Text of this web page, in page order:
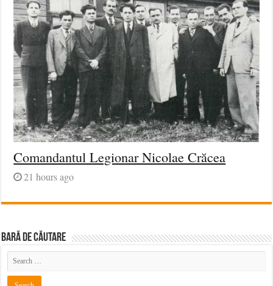
Comandantul Legionar Nicolae Crăcea
21 hours ago
BARĂ DE CĂUTARE